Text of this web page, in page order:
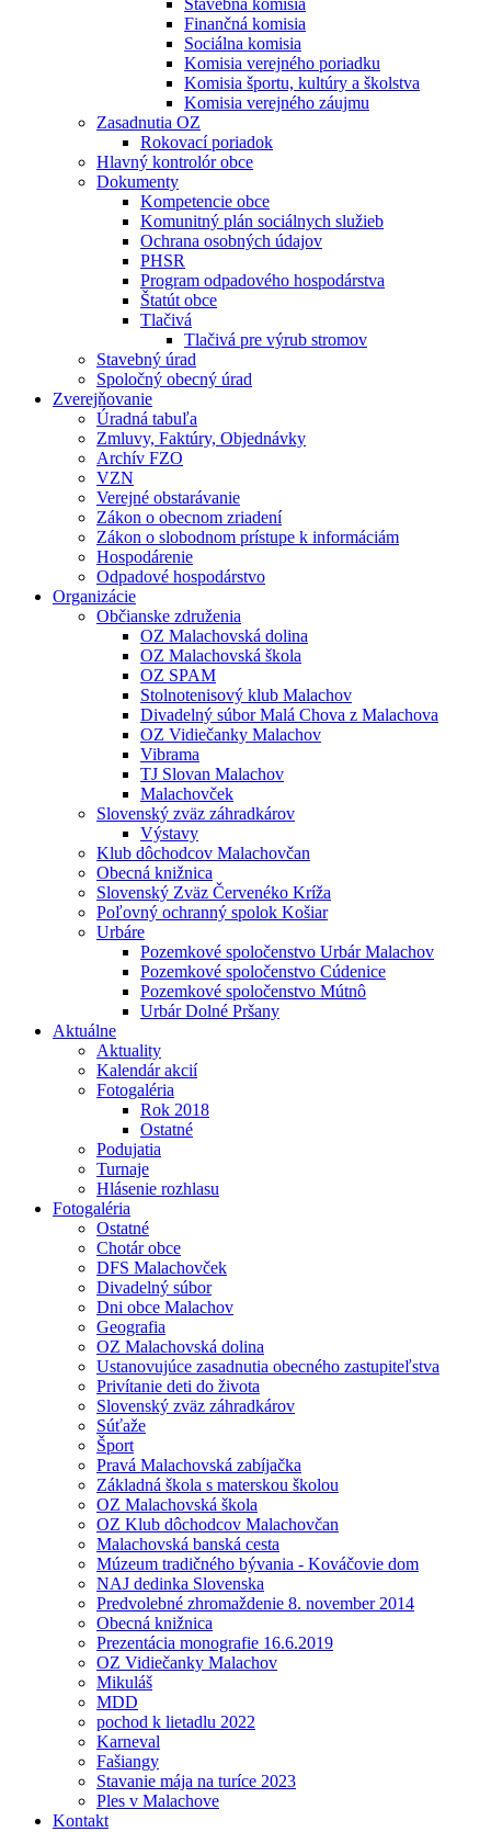
Stavebná komisia
Finančná komisia
Sociálna komisia
Komisia verejného poriadku
Komisia športu, kultúry a školstva
Komisia verejného záujmu
Zasadnutia OZ
Rokovací poriadok
Hlavný kontrolór obce
Dokumenty
Kompetencie obce
Komunitný plán sociálnych služieb
Ochrana osobných údajov
PHSR
Program odpadového hospodárstva
Štatút obce
Tlačivá
Tlačivá pre výrub stromov
Stavebný úrad
Spoločný obecný úrad
Zverejňovanie
Úradná tabuľa
Zmluvy, Faktúry, Objednávky
Archív FZO
VZN
Verejné obstarávanie
Zákon o obecnom zriadení
Zákon o slobodnom prístupe k informáciám
Hospodárenie
Odpadové hospodárstvo
Organizácie
Občianske združenia
OZ Malachovská dolina
OZ Malachovská škola
OZ SPAM
Stolnotenisový klub Malachov
Divadelný súbor Malá Chova z Malachova
OZ Vidiečanky Malachov
Vibrama
TJ Slovan Malachov
Malachovček
Slovenský zväz záhradkárov
Výstavy
Klub dôchodcov Malachovčan
Obecná knižnica
Slovenský Zväz Červenéko Kríža
Poľovný ochranný spolok Košiar
Urbáre
Pozemkové spoločenstvo Urbár Malachov
Pozemkové spoločenstvo Cúdenice
Pozemkové spoločenstvo Mútnô
Urbár Dolné Pršany
Aktuálne
Aktuality
Kalendár akcií
Fotogaléria
Rok 2018
Ostatné
Podujatia
Turnaje
Hlásenie rozhlasu
Fotogaléria
Ostatné
Chotár obce
DFS Malachovček
Divadelný súbor
Dni obce Malachov
Geografia
OZ Malachovská dolina
Ustanovujúce zasadnutia obecného zastupiteľstva
Privítanie deti do života
Slovenský zväz záhradkárov
Súťaže
Šport
Pravá Malachovská zabíjačka
Základná škola s materskou školou
OZ Malachovská škola
OZ Klub dôchodcov Malachovčan
Malachovská banská cesta
Múzeum tradičného bývania - Kováčovie dom
NAJ dedinka Slovenska
Predvolebné zhromaždenie 8. november 2014
Obecná knižnica
Prezentácia monografie 16.6.2019
OZ Vidiečanky Malachov
Mikuláš
MDD
pochod k lietadlu 2022
Karneval
Fašiangy
Stavanie mája na turíce 2023
Ples v Malachove
Kontakt